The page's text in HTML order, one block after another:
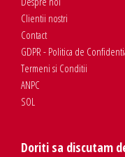
Clientii nostri
Contact
GDPR - Politica de
Termeni si Conditii
ANPC
SOL
Doriti sa discutam